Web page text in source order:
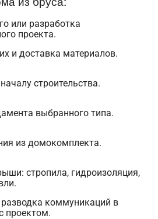
или разработка
проекта.
и доставка материалов.
строительства.
выбранного типа.
из домокомплекта.
стропила, гидроизоляция,
коммуникаций в
проектом.